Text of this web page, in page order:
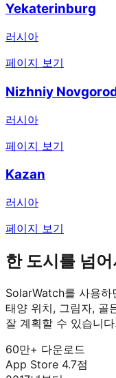
Yekaterinburg
러시아
페이지 보기
Nizhniy
러시아
페이지 보기
Kazan
러시아
페이지 보기
한 도시를 넘
SolarWatch를 사용하
태양 위치, 그림자, 골
잘 계획할 수 있습니다.
60만+ 다운로드
App Store 4.7점